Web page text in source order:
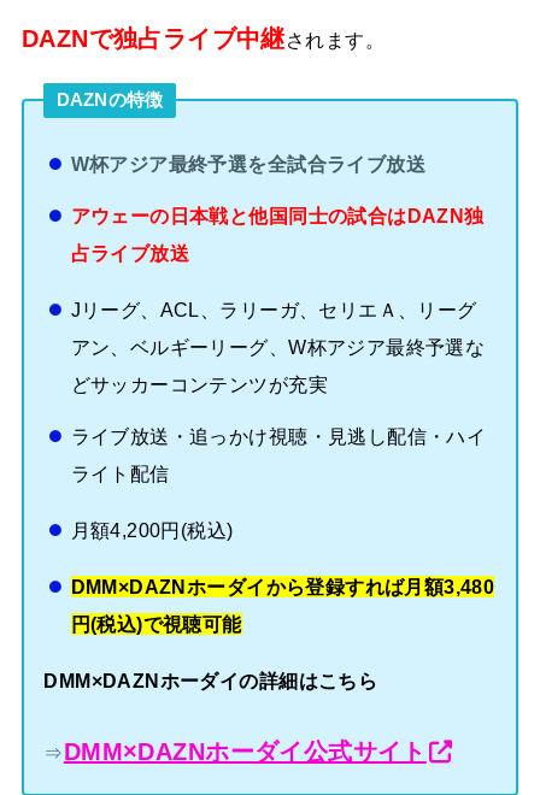
DAZNで独占ライブ中継されます。
DAZNの特徴
W杯アジア最終予選を全試合ライブ放送
アウェーの日本戦と他国同士の試合はDAZN独
占ライブ放送
Jリーグ、ACL、ラリーガ、セリエＡ、リーグ
アン、ベルギーリーグ、W杯アジア最終予選な
どサッカーコンテンツが充実
ライブ放送・追っかけ視聴・見逃し配信・ハイ
ライト配信
月額4,200円(税込)
DMM×DAZNホーダイから登録すれば月額3,480
円(税込)で視聴可能
DMM×DAZNホーダイの詳細はこちら
⇒DMM×DAZNホーダイ公式サイト